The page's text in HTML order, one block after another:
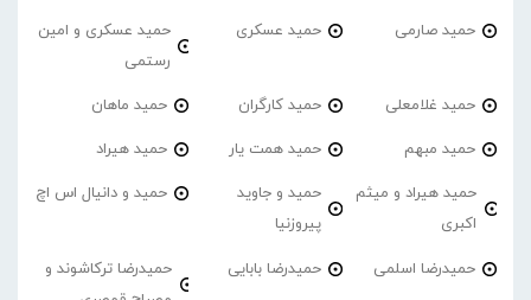
حمید صارمی حمید عسکری
حمید عسکری و امین
رستمی
حمید غلامعلی حمید کارگران حمید ماهان
حمید مبهم حمید همت یار حمید هیراد
حمید هیراد و میثم
اکبری
حمید و جاوید
پیروزنیا
حمید و دانیال اس اچ
حمیدرضا اسلمی حمیدرضا بابایی
حمیدرضا ترکاشوند و